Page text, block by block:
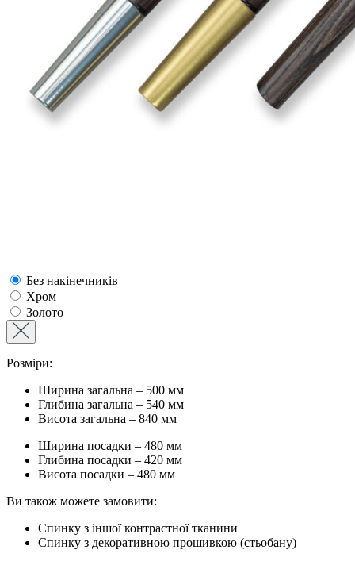
Без накінечників
Хром
Золото
Розміри:
Ширина загальна – 500 мм
Глибина загальна – 540 мм
Висота загальна – 840 мм
Ширина посадки – 480 мм
Глибина посадки – 420 мм
Висота посадки – 480 мм
Ви також можете замовити:
Спинку з іншої контрастної тканини
Спинку з декоративною прошивкою (стьобану)